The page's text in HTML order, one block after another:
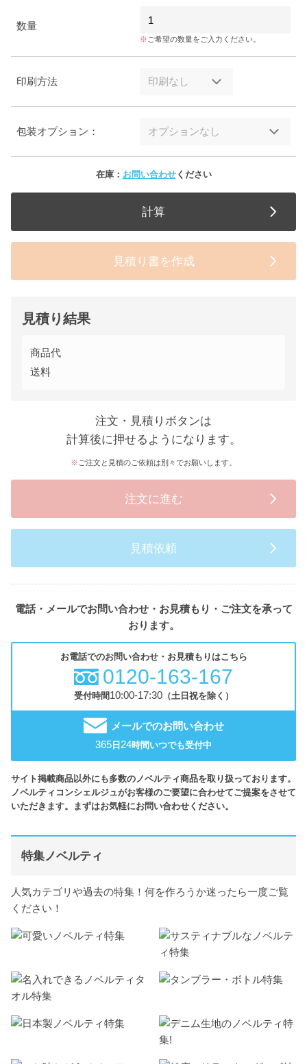
数量
ご希望の数量をご入力ください。
印刷方法
包装オプション：
在庫： お問い合わせください
計算
見積り書を作成
見積り結果
商品代
送料
注文・見積りボタンは
計算後に押せるようになります。
ご注文と見積のご依頼は別々でお願いします。
注文に進む
見積依頼
電話・メールでお問い合わせ・お見積もり・ご注文を承って
おります。
お電話でのお問い合わせ・お見積もりはこちら
0120-163-167
受付時間10:00-17:30（土日祝を除く）
メールでのお問い合わせ
365 日 24時間いつでも受付中
サイト掲載商品以外にも多数のノベルティ商品を取り扱っております。
ノベルティコンシェルジュがお客様のご要望に合わせてご提案をさせて
いただきます。まずはお気軽にお問い合わせください。
特集ノベルティ
人気カテゴリや過去の特集！何を作ろうか迷ったら一度ご覧
ください！